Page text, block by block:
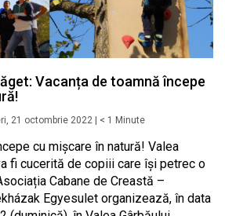
Vacanța de toamnă începe
21 octombrie 2022 < 1 Minute
cu mișcare în natură! Valea
fi cucerită de copiii care își petrec o
Cabane de Creastă –
Egyesulet organizează, în data